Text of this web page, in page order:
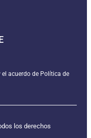
acuerdo de Política de
los derechos